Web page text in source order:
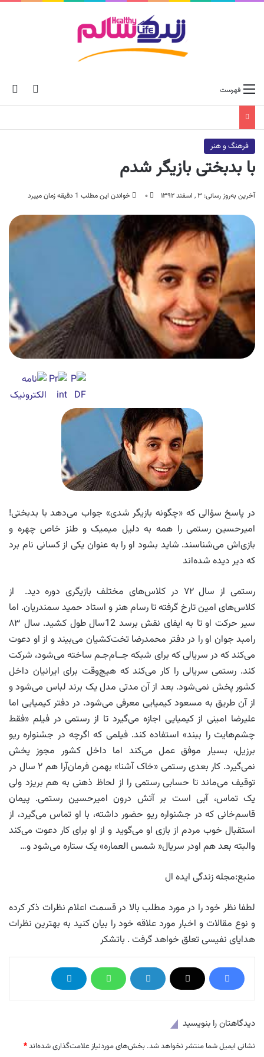
skin فهرست
فرهنگ و هنر
با بدبختی بازیگر شدم
آخرین به‌روز رسانی: ۳ , اسفند ۱۳۹۲ ۰ خواندن این مطلب 1 دقیقه زمان میبرد
در پاسخ سؤالی که «چگونه بازیگر شدی» جواب می‌دهد با بدبختی‌!
امیرحسین رستمی را همه به دلیل میمیک و طنز خاص چهره و
بازی‌اش می‌شناسند. شاید بشود او را به عنوان یکی از کسانی نام برد
که دیر دیده شده‌اند
رستمی از سال ۷۲ در کلاس‌های مختلف بازیگری دوره دید. از
کلاس‌های امین تارخ گرفته تا رسام هنر و استاد حمید سمندریان. اما
سیر حرکت او تا به ایفای نقش برسد 12سال طول کشید. سال ۸۳
رامبد جوان او را در دفتر محمدرضا تخت‌کشیان می‌بیند و از او دعوت
می‌کند که در سریالی که برای شبکه جــام‌جـم ساخته می‌شود، شرکت
کند. رستمی سریالی را کار می‌کند که هیچ‌وقت برای ایرانیان داخل
کشور پخش نمی‌شود. بعد از آن مدتی مدل یک برند لباس می‌شود و
از آن طریق به مسعود کیمیایی معرفی می‌شود. در دفتر کیمیایی اما
علیرضا امینی از کیمیایی اجازه می‌گیرد تا از رستمی در فیلم «فقط
چشم‌هایت را ببند» استفاده کند. فیلمی که اگرچه در جشنواره ریو
برزیل، بسیار موفق عمل می‌کند اما داخل کشور مجوز پخش
نمی‌گیرد. کار بعدی رستمی «خاک آشنا» بهمن فرمان‌آرا هم ۲ سال در
توقیف می‌ماند تا حسابی رستمی را از لحاظ ذهنی به هم بریزد ولی
یک تماس، آبی است بر آتش درون امیرحسین رستمی. پیمان
قاسم‌خانی که در جشنواره ریو حضور داشته، با او تماس می‌گیرد، از
استقبال خوب مردم از بازی او می‌گوید و از او برای کار دعوت می‌کند
والبته بعد هم اودر سریال« شمس العماره» یک ستاره می‌شود و…
منبع:مجله زندگی ایده ال
لطفا نظر خود را در مورد مطلب بالا در قسمت اعلام نظرات ذکر کرده
و نوع مقالات و اخبار مورد علاقه خود را بیان کنید به بهترین نظرات
هدایای نفیسی تعلق خواهد گرفت . باتشکر
دیدگاهتان را بنویسید
نشانی ایمیل شما منتشر نخواهد شد. بخش‌های موردنیاز علامت‌گذاری شده‌اند*